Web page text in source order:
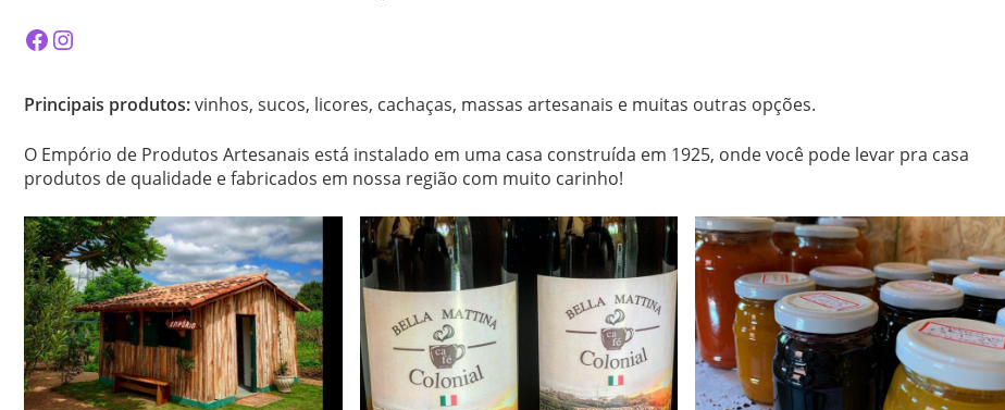
Facebook
Instagram
Principais produtos:vinhos, sucos, licores, cachaças, massas artesanais e muitas outras opções.
O Empório de Produtos Artesanais está instalado em uma casa construída em 1925, onde você pode levar pra casa
produtos de qualidade e fabricados em nossa região com muito carinho!